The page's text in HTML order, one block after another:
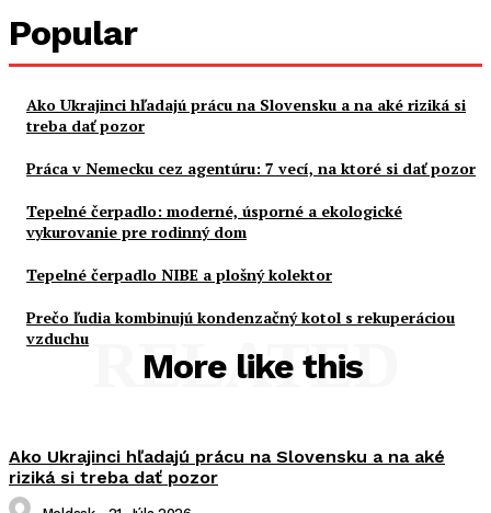
Popular
Ako Ukrajinci hľadajú prácu na Slovensku a na aké riziká si
treba dať pozor
Práca v Nemecku cez agentúru: 7 vecí, na ktoré si dať pozor
Tepelné čerpadlo: moderné, úsporné a ekologické
vykurovanie pre rodinný dom
Tepelné čerpadlo NIBE a plošný kolektor
Prečo ľudia kombinujú kondenzačný kotol s rekuperáciou
vzduchu
More like this
RELATED
Ako Ukrajinci hľadajú prácu na Slovensku a na aké
riziká si treba dať pozor